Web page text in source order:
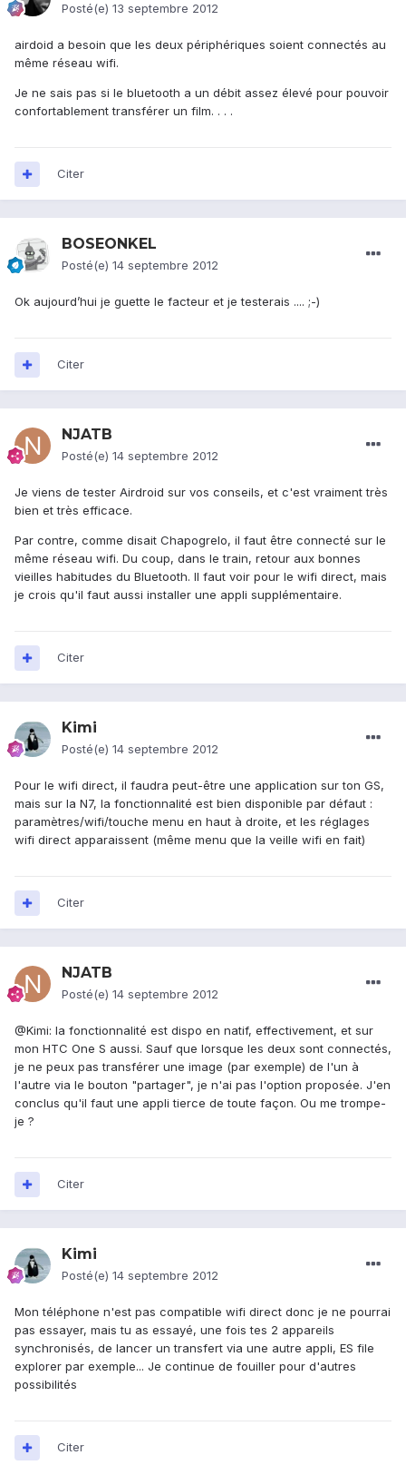
Posté(e) 13 septembre 2012
airdoid a besoin que les deux périphériques soient connectés au
même réseau wifi.
Je ne sais pas si le bluetooth a un débit assez élevé pour pouvoir
confortablement transférer un film. . . .
Citer
BOSEONKEL
Posté(e) 14 septembre 2012
Ok aujourd’hui je guette le facteur et je testerais .... ;-)
Citer
NJATB
Posté(e) 14 septembre 2012
Je viens de tester Airdroid sur vos conseils, et c'est vraiment très
bien et très efficace.
Par contre, comme disait Chapogrelo, il faut être connecté sur le
même réseau wifi. Du coup, dans le train, retour aux bonnes
vieilles habitudes du Bluetooth. Il faut voir pour le wifi direct, mais
je crois qu'il faut aussi installer une appli supplémentaire.
Citer
Kimi
Posté(e) 14 septembre 2012
Pour le wifi direct, il faudra peut-être une application sur ton GS,
mais sur la N7, la fonctionnalité est bien disponible par défaut :
paramètres/wifi/touche menu en haut à droite, et les réglages
wifi direct apparaissent (même menu que la veille wifi en fait)
Citer
NJATB
Posté(e) 14 septembre 2012
@Kimi: la fonctionnalité est dispo en natif, effectivement, et sur
mon HTC One S aussi. Sauf que lorsque les deux sont connectés,
je ne peux pas transférer une image (par exemple) de l'un à
l'autre via le bouton "partager", je n'ai pas l'option proposée. J'en
conclus qu'il faut une appli tierce de toute façon. Ou me trompe-
je ?
Citer
Kimi
Posté(e) 14 septembre 2012
Mon téléphone n'est pas compatible wifi direct donc je ne pourrai
pas essayer, mais tu as essayé, une fois tes 2 appareils
synchronisés, de lancer un transfert via une autre appli, ES file
explorer par exemple... Je continue de fouiller pour d'autres
possibilités
Citer